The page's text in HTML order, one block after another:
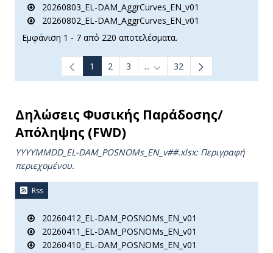
20260803_EL-DAM_AggrCurves_EN_v01
20260802_EL-DAM_AggrCurves_EN_v01
Εμφάνιση 1 - 7 από 220 αποτελέσματα.
1 2 3 ... Ενδιάμεσες σελίδες Use
32
Δηλώσεις Φυσικής Παράδοσης/
Απόληψης (FWD)
YYYYMMDD_EL-DAM_POSNOMs_ΕΝ_v##.xlsx: Περιγραφή
περιεχομένου.
Rss
20260412_EL-DAM_POSNOMs_EN_v01
20260411_EL-DAM_POSNOMs_EN_v01
20260410_EL-DAM_POSNOMs_EN_v01